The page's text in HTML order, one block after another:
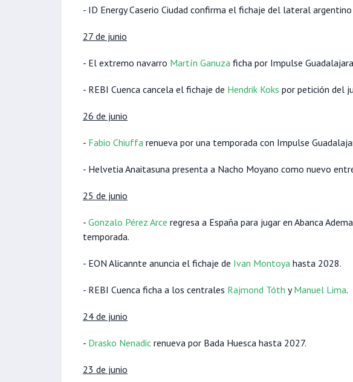
- ID Energy Caserio Ciudad confirma el fichaje del lateral
27 de junio
- El extremo navarro Martín Ganuza ficha por Impulse
- REBI Cuenca cancela el fichaje de Hendrik Koks por petición del
26 de junio
- Fabio Chiuffa renueva por una temporada con Impulse
- Helvetia Anaitasuna presenta a Nacho Moyano como nuevo
25 de junio
- Gonzalo Pérez Arce regresa a España para jugar en Abanca
temporada.
- EON Alicannte anuncia el fichaje de Ivan Montoya hasta 2028.
- REBI Cuenca ficha a los centrales Rajmond Tóth yManuel Lima.
24 de junio
- Drasko Nenadic renueva por Bada Huesca hasta 2027.
23 de junio